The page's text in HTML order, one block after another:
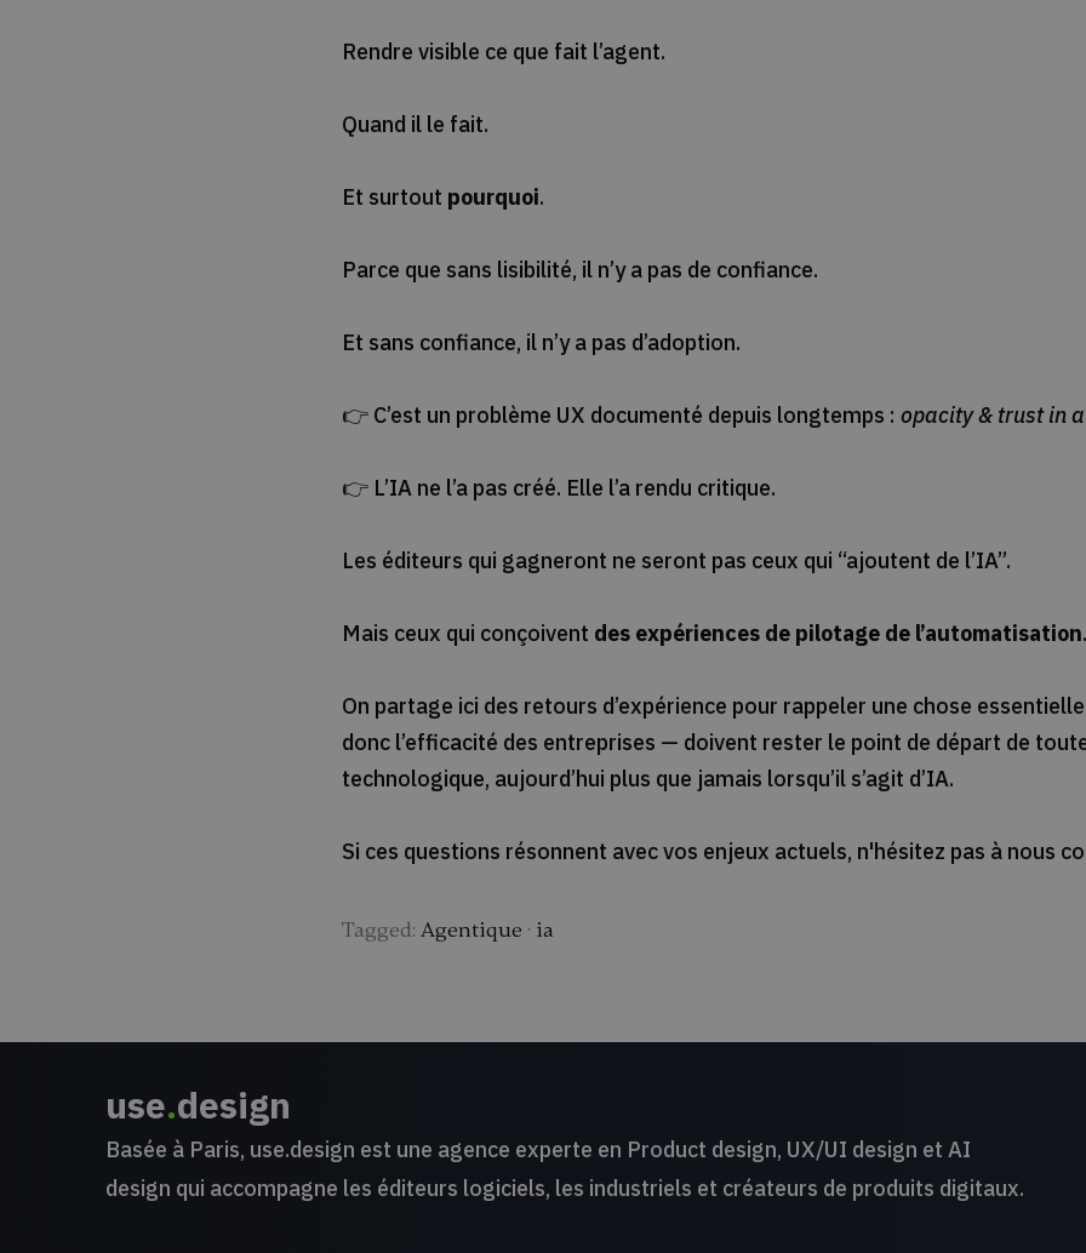
Rendre visible ce que fait l’agent.
Quand il le fait.
Et surtout pourquoi.
Parce que sans lisibilité, il n’y a pas de confiance.
Et sans confiance, il n’y a pas d’adoption.
👉 C’est un problème UX documenté depuis longtemps : opacity & trust in
👉 L’IA ne l’a pas créé. Elle l’a rendu critique.
Les éditeurs qui gagneront ne seront pas ceux qui “ajoutent de l’IA”.
Mais ceux qui conçoivent des expériences de pilotage de l’automatisation.
On partage ici des retours d’expérience pour rappeler une chose essentielle
donc l’efficacité des entreprises — doivent rester le point de départ de
technologique, aujourd’hui plus que jamais lorsqu’il s’agit d’IA.
Si ces questions résonnent avec vos enjeux actuels, n'hésitez pas à nous
Tagged: Agentique · ia
use.design
Basée à Paris, use.design est une agence experte en Product design, UX/UI design et AI
design qui accompagne les éditeurs logiciels, les industriels et créateurs de produits digitaux.